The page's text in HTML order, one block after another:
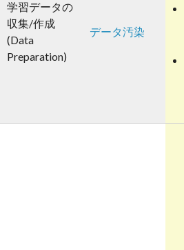
学習データの
収集/作成
(Data
Preparation)
データ汚染